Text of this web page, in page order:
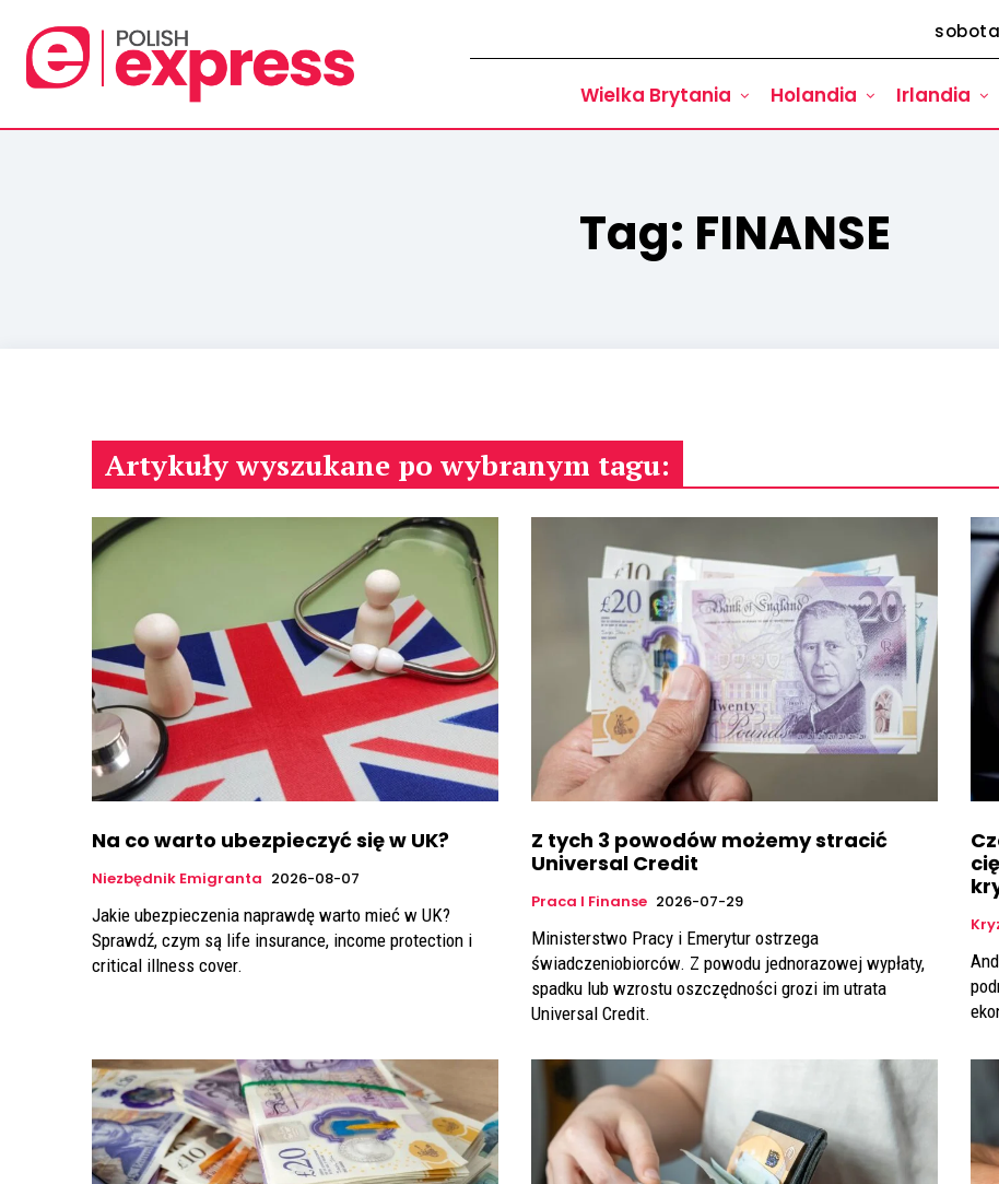
Wielka Brytania Holandia Irlandia
Tag: FINANSE
Artykuły wyszukane po wybranym tagu:
Na co warto ubezpieczyć się w UK?
Niezbędnik Emigranta 2026-08-07
Jakie ubezpieczenia naprawdę warto mieć w UK?
Sprawdź, czym są life insurance, income protection i
critical illness cover.
Z tych 3 powodów możemy stracić
Universal Credit
Praca I Finanse 2026-07-29
Ministerstwo Pracy i Emerytur ostrzega
świadczeniobiorców. Z powodu jednorazowej wypłaty,
spadku lub wzrostu oszczędności grozi im utrata
Universal Credit.